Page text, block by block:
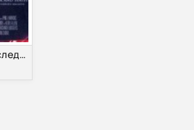
Роковой сеанс / Последний сеанс (2014)